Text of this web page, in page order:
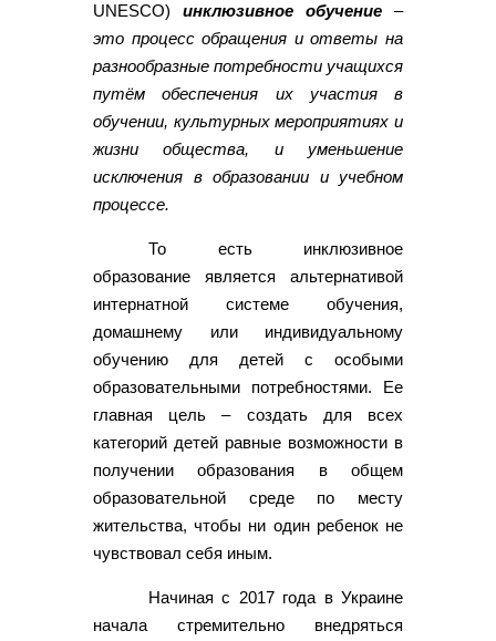
UNESCO) инклюзивное обучение –
это процесс обращения и ответы на
разнообразные потребности учащихся
путём обеспечения их участия в
обучении, культурных мероприятиях и
жизни общества, и уменьшение
исключения в образовании и учебном
процессе.
То есть инклюзивное
образование является альтернативой
интернатной системе обучения,
домашнему или индивидуальному
обучению для детей с особыми
образовательными потребностями. Ее
главная цель – создать для всех
категорий детей равные возможности в
получении образования в общем
образовательной среде по месту
жительства, чтобы ни один ребенок не
чувствовал себя иным.
Начиная с 2017 года в Украине
начала стремительно внедряться